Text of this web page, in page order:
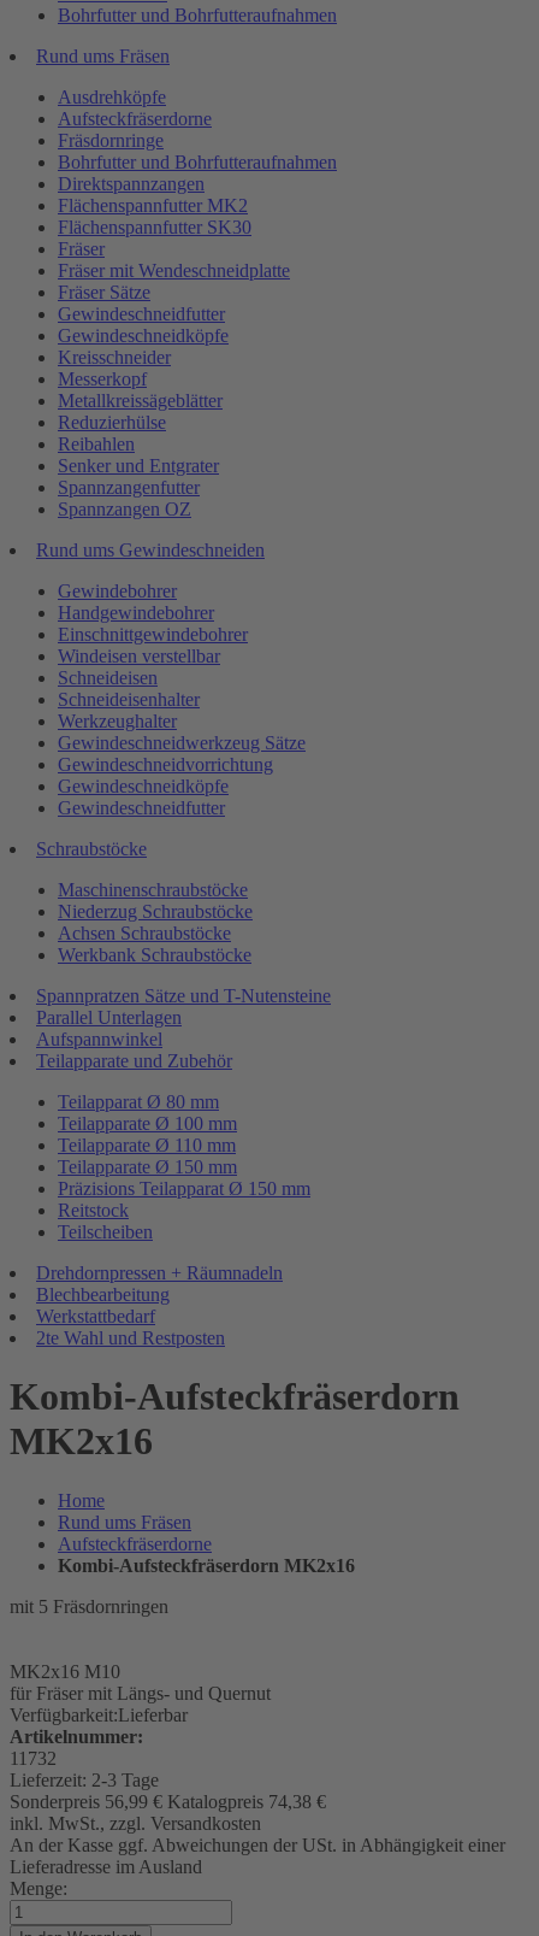
Bohrfutter und Bohrfutteraufnahmen
Rund ums Fräsen
Ausdrehköpfe
Aufsteckfräserdorne
Fräsdornringe
Bohrfutter und Bohrfutteraufnahmen
Direktspannzangen
Flächenspannfutter MK2
Flächenspannfutter SK30
Fräser
Fräser mit Wendeschneidplatte
Fräser Sätze
Gewindeschneidfutter
Gewindeschneidköpfe
Kreisschneider
Messerkopf
Metallkreissägeblätter
Reduzierhülse
Reibahlen
Senker und Entgrater
Spannzangenfutter
Spannzangen OZ
Rund ums Gewindeschneiden
Gewindebohrer
Handgewindebohrer
Einschnittgewindebohrer
Windeisen verstellbar
Schneideisen
Schneideisenhalter
Werkzeughalter
Gewindeschneidwerkzeug Sätze
Gewindeschneidvorrichtung
Gewindeschneidköpfe
Gewindeschneidfutter
Schraubstöcke
Maschinenschraubstöcke
Niederzug Schraubstöcke
Achsen Schraubstöcke
Werkbank Schraubstöcke
Spannpratzen Sätze und T-Nutensteine
Parallel Unterlagen
Aufspannwinkel
Teilapparate und Zubehör
Teilapparat Ø 80 mm
Teilapparate Ø 100 mm
Teilapparate Ø 110 mm
Teilapparate Ø 150 mm
Präzisions Teilapparat Ø 150 mm
Reitstock
Teilscheiben
Drehdornpressen + Räumnadeln
Blechbearbeitung
Werkstattbedarf
2te Wahl und Restposten
Kombi-Aufsteckfräserdorn
MK2x16
Home
Rund ums Fräsen
Aufsteckfräserdorne
Kombi-Aufsteckfräserdorn MK2x16
mit 5 Fräsdornringen
MK2x16 M10
für Fräser mit Längs- und Quernut
Verfügbarkeit:Lieferbar
Artikelnummer:
11732
Lieferzeit: 2-3 Tage
Sonderpreis 56,99 € Katalogpreis 74,38 €
inkl. MwSt., zzgl. Versandkosten
An der Kasse ggf. Abweichungen der USt. in Abhängigkeit einer
Lieferadresse im Ausland
Menge: